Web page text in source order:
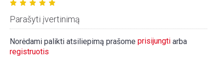
Parašyti įvertinimą
Norėdami palikti atsiliepimą prašome prisijungti arba
registruotis